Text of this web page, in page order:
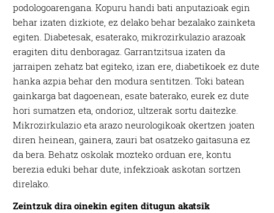
podologoarengana. Kopuru handi bati anputazioak egin
behar izaten dizkiote, ez delako behar bezalako zainketa
egiten. Diabetesak, esaterako, mikrozirkulazio arazoak
eragiten ditu denboragaz. Garrantzitsua izaten da
jarraipen zehatz bat egiteko, izan ere, diabetikoek ez dute
hanka azpia behar den modura sentitzen. Toki batean
gainkarga bat dagoenean, esate baterako, eurek ez dute
hori sumatzen eta, ondorioz, ultzerak sortu daitezke.
Mikrozirkulazio eta arazo neurologikoak okertzen joaten
diren heinean, gainera, zauri bat osatzeko gaitasuna ez
da bera. Behatz oskolak mozteko orduan ere, kontu
berezia eduki behar dute, infekzioak askotan sortzen
direlako.
Zeintzuk dira oinekin egiten ditugun akatsik